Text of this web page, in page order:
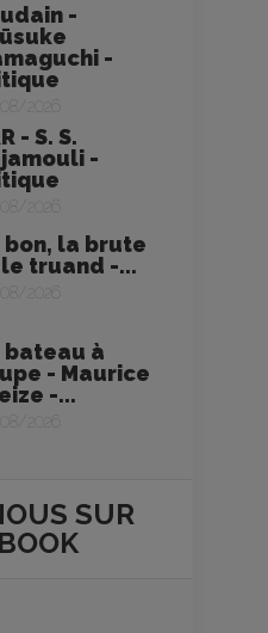
-
-
2026
- S. S.
-
2026
bon, la brute
truand -...
2026
bateau à
- Maurice
-...
2026
SUR